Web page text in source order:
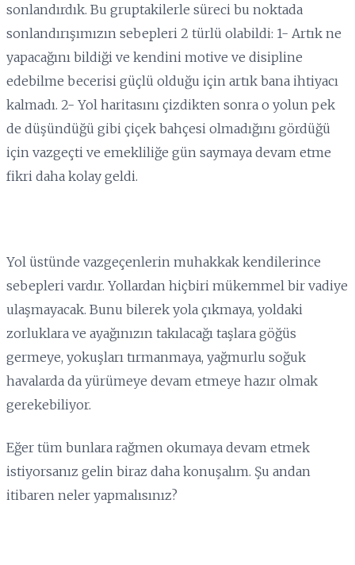
sonlandırdık. Bu gruptakilerle süreci bu noktada
sonlandırışımızın sebepleri 2 türlü olabildi: 1- Artık ne
yapacağını bildiği ve kendini motive ve disipline
edebilme becerisi güçlü olduğu için artık bana ihtiyacı
kalmadı. 2- Yol haritasını çizdikten sonra o yolun pek
de düşündüğü gibi çiçek bahçesi olmadığını gördüğü
için vazgeçti ve emekliliğe gün saymaya devam etme
fikri daha kolay geldi.
Yol üstünde vazgeçenlerin muhakkak kendilerince
sebepleri vardır. Yollardan hiçbiri mükemmel bir vadiye
ulaşmayacak. Bunu bilerek yola çıkmaya, yoldaki
zorluklara ve ayağınızın takılacağı taşlara göğüs
germeye, yokuşları tırmanmaya, yağmurlu soğuk
havalarda da yürümeye devam etmeye hazır olmak
gerekebiliyor.
Eğer tüm bunlara rağmen okumaya devam etmek
istiyorsanız gelin biraz daha konuşalım. Şu andan
itibaren neler yapmalısınız?